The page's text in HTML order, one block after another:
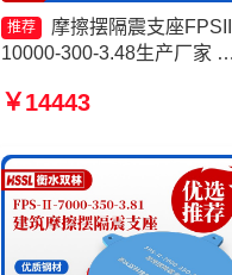
推荐
摩擦摆隔震支座
10000-300-3.48生产厂家
400-4.11厂家 建筑摩擦摆
支座-15.0ZX支座的价格
￥14443